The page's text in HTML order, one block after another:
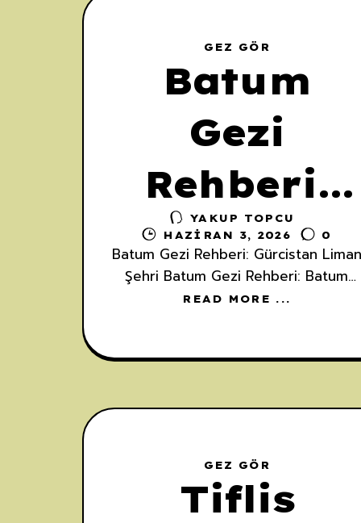
GEZ GÖR
Batum
Gezi
Rehberi:
Gürcistan
Liman
YAKUP TOPCU
HAZIRAN 3, 2026
0
Batum Gezi Rehberi: Gürcistan Liman
Şehri Batum Gezi Rehberi: Batum
Nerede, Nereye Bağlı ve Batum
büyüleyici atmosferiyle her yıl
READ MORE ...
GEZ GÖR
Tiflis